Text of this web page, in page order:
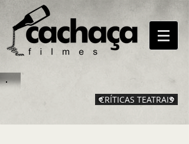
CRÍTICAS TEATRAIS